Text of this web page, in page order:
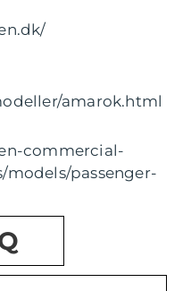
amarok.html
commercial-
models/passenger-